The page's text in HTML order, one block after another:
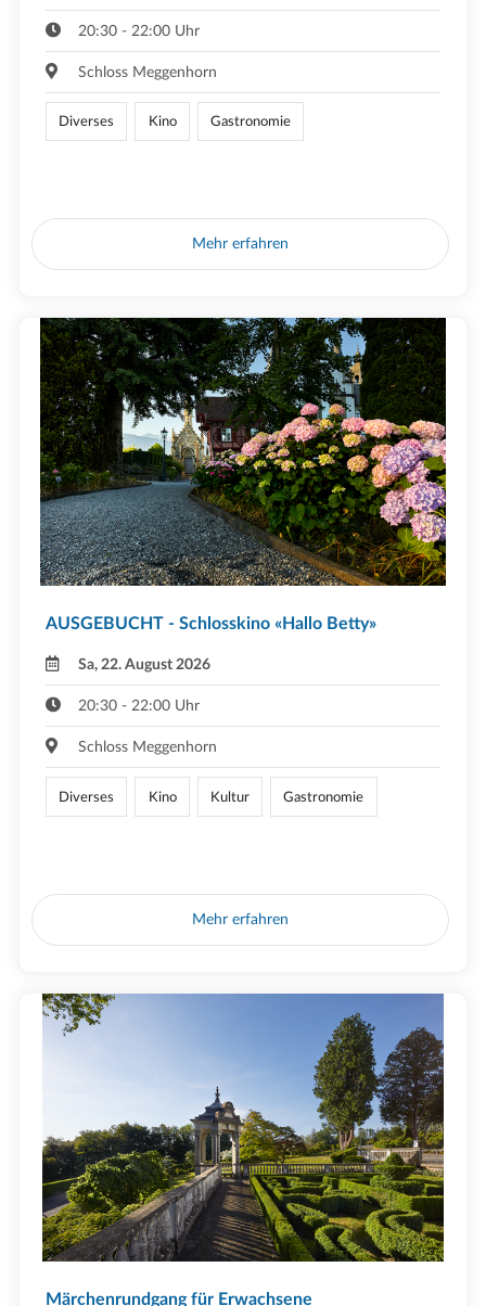
20:30 - 22:00 Uhr
Schloss Meggenhorn
Diverses Kino Gastronomie
Mehr erfahren
AUSGEBUCHT - Schlosskino «Hallo Betty»
Sa, 22. August 2026
20:30 - 22:00 Uhr
Schloss Meggenhorn
Diverses Kino Kultur Gastronomie
Mehr erfahren
Märchenrundgang für Erwachsene